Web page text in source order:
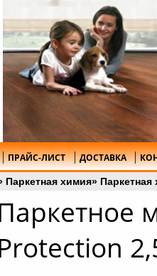
ПРАЙС-ЛИСТ ДОСТАВКА
Паркетная химия» Паркетная